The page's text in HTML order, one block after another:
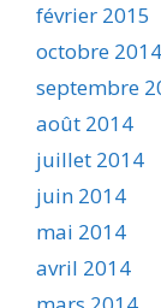
février 2015
octobre 2014
septembre
août 2014
juillet 2014
juin 2014
mai 2014
avril 2014